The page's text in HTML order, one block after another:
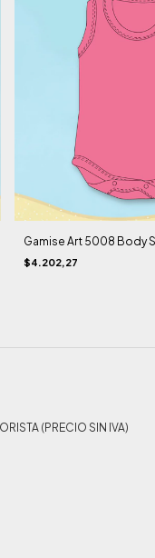
Gamise Art 5008 Body
$4.202,27
(PRECIO SIN IVA)